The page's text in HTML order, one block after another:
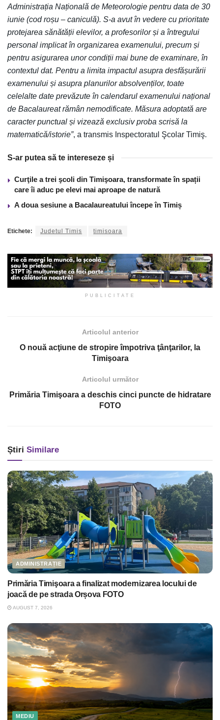
Administrația Națională de Meteorologie pentru data de 30
iunie (cod roșu – caniculă). S-a avut în vedere cu prioritate
protejarea sănătății elevilor, a profesorilor și a întregului
personal implicat în organizarea examenului, precum și
pentru asigurarea unor condiții mai bune de examinare, în
contextul dat. Pentru a limita impactul asupra desfășurării
examenului și asupra planurilor absolvenților, toate
celelalte date prevăzute în calendarul examenului național
de Bacalaureat rămân nemodificate. Măsura adoptată are
caracter punctual și vizează exclusiv proba scrisă la
matematică/istorie”, a transmis Inspectoratul Şcolar Timiş.
S-ar putea să te intereseze și
Curţile a trei şcoli din Timişoara, transformate în spații
care îi aduc pe elevi mai aproape de natură
A doua sesiune a Bacalaureatului începe în Timiș
Etichete: Judetul Timis timisoara
PUBLICITATE
Articolul anterior
O nouă acţiune de stropire împotriva ţânţarilor, la
Timişoara
Articolul următor
Primăria Timişoara a deschis cinci puncte de hidratare
FOTO
Știri Similare
ADMINISTRAȚIE
Primăria Timişoara a finalizat modernizarea locului de
joacă de pe strada Orșova FOTO
AUGUST 7, 2026
MEDIU